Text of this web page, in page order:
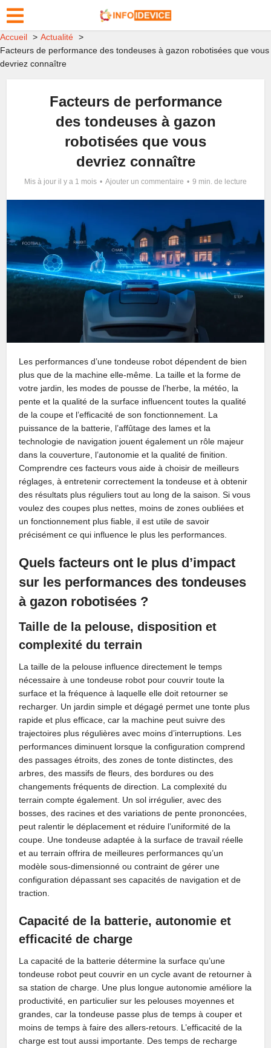
Accueil
Actualité
Facteurs de performance des tondeuses à gazon robotisées que vous
devriez connaître
Facteurs de performance
des tondeuses à gazon
robotisées que vous
devriez connaître
Mis à jour il y a 1 mois Ajouter un commentaire 9 min. de lecture
Les performances d’une tondeuse robot dépendent de bien
plus que de la machine elle-même. La taille et la forme de
votre jardin, les modes de pousse de l’herbe, la météo, la
pente et la qualité de la surface influencent toutes la qualité
de la coupe et l’efficacité de son fonctionnement. La
puissance de la batterie, l’affûtage des lames et la
technologie de navigation jouent également un rôle majeur
dans la couverture, l’autonomie et la qualité de finition.
Comprendre ces facteurs vous aide à choisir de meilleurs
réglages, à entretenir correctement la tondeuse et à obtenir
des résultats plus réguliers tout au long de la saison. Si vous
voulez des coupes plus nettes, moins de zones oubliées et
un fonctionnement plus fiable, il est utile de savoir
précisément ce qui influence le plus les performances.
Quels facteurs ont le plus d’impact
sur les performances des tondeuses
à gazon robotisées ?
Taille de la pelouse, disposition et
complexité du terrain
La taille de la pelouse influence directement le temps
nécessaire à une tondeuse robot pour couvrir toute la
surface et la fréquence à laquelle elle doit retourner se
recharger. Un jardin simple et dégagé permet une tonte plus
rapide et plus efficace, car la machine peut suivre des
trajectoires plus régulières avec moins d’interruptions. Les
performances diminuent lorsque la configuration comprend
des passages étroits, des zones de tonte distinctes, des
arbres, des massifs de fleurs, des bordures ou des
changements fréquents de direction. La complexité du
terrain compte également. Un sol irrégulier, avec des
bosses, des racines et des variations de pente prononcées,
peut ralentir le déplacement et réduire l’uniformité de la
coupe. Une tondeuse adaptée à la surface de travail réelle
et au terrain offrira de meilleures performances qu’un
modèle sous-dimensionné ou contraint de gérer une
configuration dépassant ses capacités de navigation et de
traction.
Capacité de la batterie, autonomie et
efficacité de charge
La capacité de la batterie détermine la surface qu’une
tondeuse robot peut couvrir en un cycle avant de retourner à
sa station de charge. Une plus longue autonomie améliore la
productivité, en particulier sur les pelouses moyennes et
grandes, car la tondeuse passe plus de temps à couper et
moins de temps à faire des allers-retours. L’efficacité de la
charge est tout aussi importante. Des temps de recharge